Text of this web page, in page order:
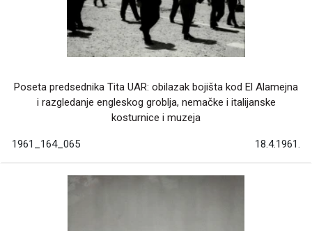
Poseta predsednika Tita UAR: obilazak bojišta kod El Alamejna
i razgledanje engleskog groblja, nemačke i italijanske
kosturnice i muzeja
1961_164_065 18.4.1961.